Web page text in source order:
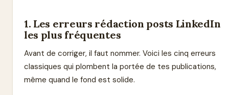
1. Les erreurs rédaction posts LinkedIn
les plus fréquentes
Avant de corriger, il faut nommer. Voici les cinq erreurs
classiques qui plombent la portée de tes publications,
même quand le fond est solide.